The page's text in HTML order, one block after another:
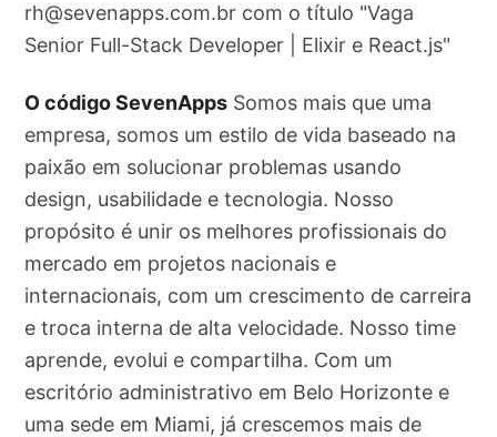
rh@sevenapps.com.br com o título "Vaga
Senior Full-Stack Developer | Elixir e React.js"
O código SevenApps Somos mais que uma
empresa, somos um estilo de vida baseado na
paixão em solucionar problemas usando
design, usabilidade e tecnologia. Nosso
propósito é unir os melhores profissionais do
mercado em projetos nacionais e
internacionais, com um crescimento de carreira
e troca interna de alta velocidade. Nosso time
aprende, evolui e compartilha. Com um
escritório administrativo em Belo Horizonte e
uma sede em Miami, já crescemos mais de